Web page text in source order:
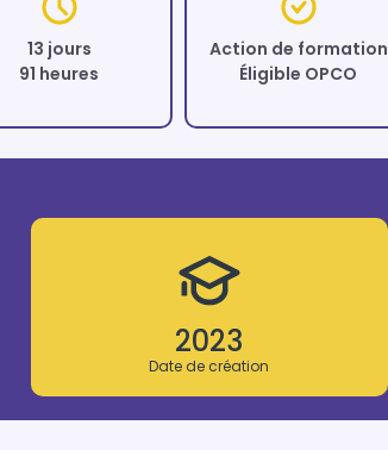
13 jours
91 heures
Action de formation
Éligible OPCO
2023
Date de création